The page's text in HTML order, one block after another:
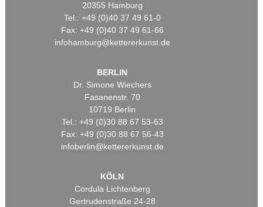
20355 Hamburg
Tel.: +49 (0)40 37 49 61-0
Fax: +49 (0)40 37 49 61-66
infohamburg@kettererkunst.de
BERLIN
Dr. Simone Wiechers
Fasanenstr. 70
10719 Berlin
Tel.: +49 (0)30 88 67 53-63
Fax: +49 (0)30 88 67 56-43
infoberlin@kettererkunst.de
KÖLN
Cordula Lichtenberg
Gertrudenstraße 24-28